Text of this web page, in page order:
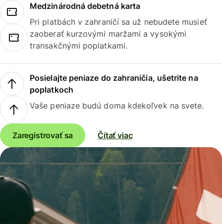
Medzinárodná debetná karta
Pri platbách v zahraničí sa už nebudete musieť
zaoberať kurzovými maržami a vysokými
transakčnými poplatkami.
Posielajte peniaze do zahraničia, ušetrite na
poplatkoch
Vaše peniaze budú doma kdekoľvek na svete.
Zaregistrovať sa Čítať viac